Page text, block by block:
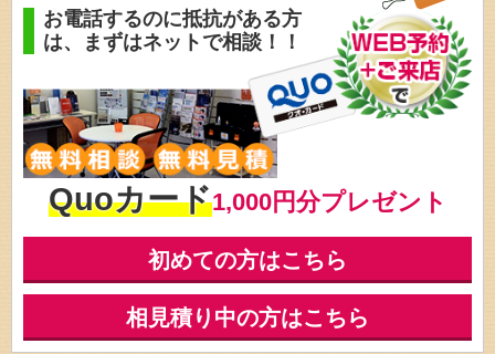
お電話するのに抵抗がある方
は、
まずはネットで相談！！
Quoカード1,000円分プレゼント
初めての方はこちら
相見積り中の方はこちら